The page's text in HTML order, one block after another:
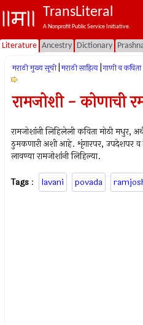
TransLiteral
A Nonprofit Public Service Initiative.
Literature Ancestry Dictionary
मराठी मुख्य सूची मराठी साहित्य गाणी व कविता
रामजोशी - कोणाची
रामजोशांनी लिहिलेली कविता मोठी मधुर,
ठुमकणारी अशी आहे. शृंगारपर, उपदेशपर व
लावण्या रामजोशांनी लिहिल्या.
Tags : lavani povada